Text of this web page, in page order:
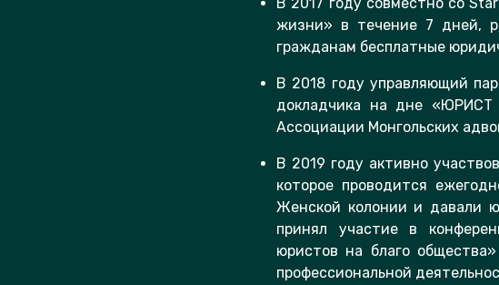
жизни» в течение 7 дней,
гражданам бесплатные
В 2018 году управляющий
докладчика на дне
Ассоциации Монгольских
В 2019 году активно
которое проводится
Женской колонии и давали
принял участие в
юристов на благо
профессиональной